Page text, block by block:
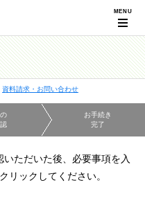
資料請求・お問い合わせ
お手続き
完了
いただいた後、必要事項を入
リックしてください。